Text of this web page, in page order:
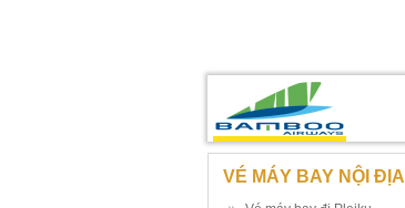
VÉ MÁY BAY NỘI ĐỊA